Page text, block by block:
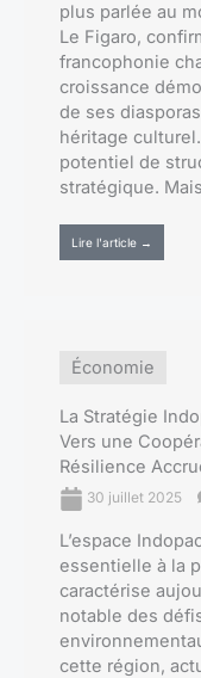
plus parlée au
Le Figaro,
francophonie
croissance
de ses
héritage
potentiel de
stratégique.
Lire l'article →
Économie
La Stratégie
Vers une
Résilience
30 juillet 2025
L’espace
essentielle à la
caractérise
notable des
cette région,